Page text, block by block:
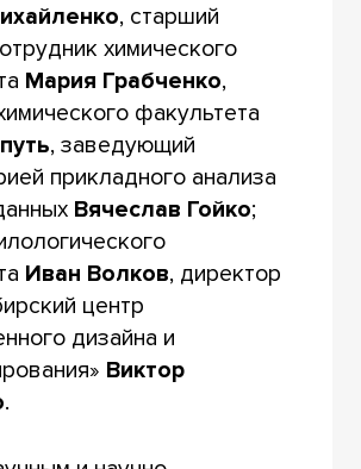
, старший
химического
Мария Грабченко,
факультета
, заведующий
прикладного анализа
Вячеслав Гойко;
Иван Волков, директор
центр
дизайна и
Виктор
.